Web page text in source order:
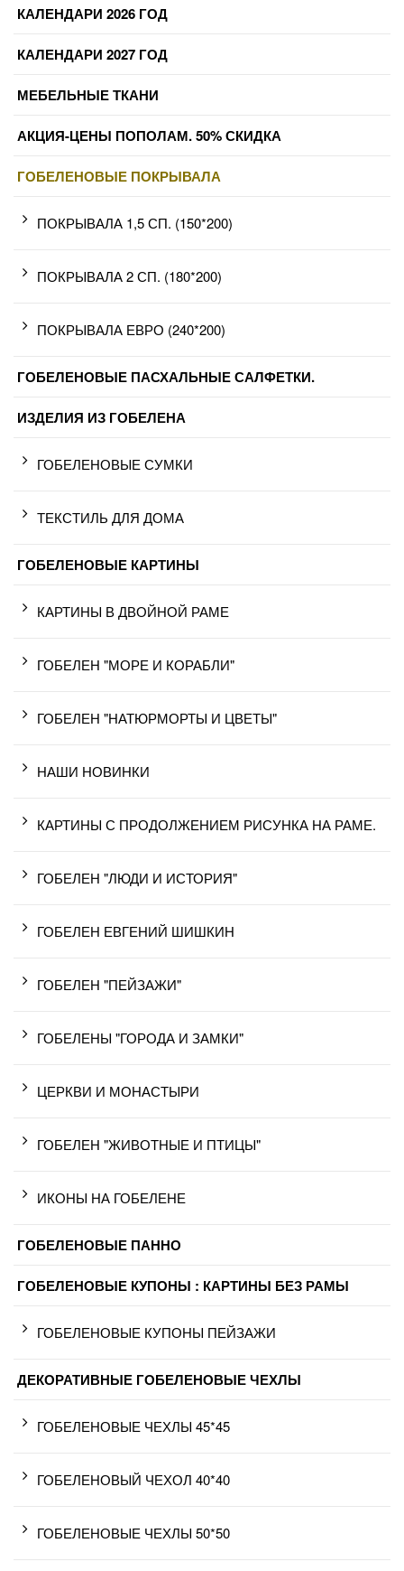
КАЛЕНДАРИ 2026 ГОД
КАЛЕНДАРИ 2027 ГОД
МЕБЕЛЬНЫЕ ТКАНИ
АКЦИЯ-ЦЕНЫ ПОПОЛАМ. 50% СКИДКА
ГОБЕЛЕНОВЫЕ ПОКРЫВАЛА
ПОКРЫВАЛА 1,5 СП. (150*200)
ПОКРЫВАЛА 2 СП. (180*200)
ПОКРЫВАЛА ЕВРО (240*200)
ГОБЕЛЕНОВЫЕ ПАСХАЛЬНЫЕ САЛФЕТКИ.
ИЗДЕЛИЯ ИЗ ГОБЕЛЕНА
ГОБЕЛЕНОВЫЕ СУМКИ
ТЕКСТИЛЬ ДЛЯ ДОМА
ГОБЕЛЕНОВЫЕ КАРТИНЫ
КАРТИНЫ В ДВОЙНОЙ РАМЕ
ГОБЕЛЕН "МОРЕ И КОРАБЛИ"
ГОБЕЛЕН "НАТЮРМОРТЫ И ЦВЕТЫ"
НАШИ НОВИНКИ
КАРТИНЫ С ПРОДОЛЖЕНИЕМ РИСУНКА НА РАМЕ.
ГОБЕЛЕН "ЛЮДИ И ИСТОРИЯ"
ГОБЕЛЕН ЕВГЕНИЙ ШИШКИН
ГОБЕЛЕН "ПЕЙЗАЖИ"
ГОБЕЛЕНЫ "ГОРОДА И ЗАМКИ"
ЦЕРКВИ И МОНАСТЫРИ
ГОБЕЛЕН "ЖИВОТНЫЕ И ПТИЦЫ"
ИКОНЫ НА ГОБЕЛЕНЕ
ГОБЕЛЕНОВЫЕ ПАННО
ГОБЕЛЕНОВЫЕ КУПОНЫ : КАРТИНЫ БЕЗ РАМЫ
ГОБЕЛЕНОВЫЕ КУПОНЫ ПЕЙЗАЖИ
ДЕКОРАТИВНЫЕ ГОБЕЛЕНОВЫЕ ЧЕХЛЫ
ГОБЕЛЕНОВЫЕ ЧЕХЛЫ 45*45
ГОБЕЛЕНОВЫЙ ЧЕХОЛ 40*40
ГОБЕЛЕНОВЫЕ ЧЕХЛЫ 50*50